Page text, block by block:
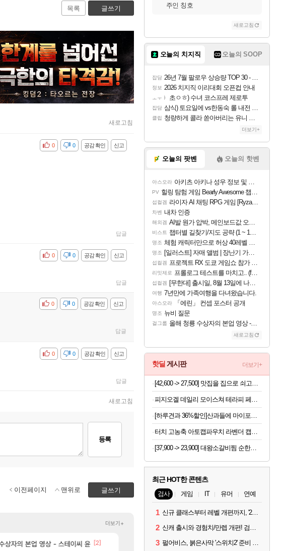
목록 글쓰기
새로고침
신고
공감 확인
비공감 0
0
답글
신고
공감 확인
비공감 0
0
답글
신고
공감 확인
비공감 0
0
답글
신고
공감 확인
비공감 0
0
답글
새로고침
등록
글쓰기
이전페이지 맨위로
부도. ” [289]
미친놈들아니야 ㅡㅡ [10]
더보기+
상자의 본업 영상 - 스테이씨 윤 [2]
섭컬겜 섬란 카구라 개발사 신작 [시노비 넥서스] 연내 출시
주인 칭호
새로고침
오늘의 치지직 오늘의 SOOP
잡담 26년 7월 팔로우 상승량 TOP 30 - 월간 치지직
정보 2026 치지직 이리대회 오픈컵 안내
ㅗㅜㅑ 초ㅇㅎ) 수녀 코스프레 제로투
잡담 삼식) 토요일에 vs한동숙 롤 내전 예정
클립 청량하게 콜라 쏟아버리는 유니 ㅋㅋㅋ
더보기+
오늘의 팟벤 오늘의 핫벤
아스오라 아키츠 아키나 성우 정보 및 주요 필모
PV 힐링 탐험 게임 Bearly Awesome 챕터 1 트레일러
섭컬겜 라이자 AI 채팅 RPG 게임 [RyzaChat: AI] 공개
차벤 내차 인증
해외겜 AI발 원가 압박, 메인보드값 오르나
비스트 챕터별 길찾기/지도 공략 (1 ~ 12장)
명조 체험 캐릭터만으로 허상 40레벨 하이와티아 5분 컷!｜에이메스·린네·모니에 명함
명조 [일러스트] 자매 앨범 | 장난기 가득한 오후의 공원 (리메이크판)
섭컬겜 프로젝트 RX 도쿄 게임쇼 참가 결정
리밋제로 프롤로그 테스트를 마치고.. (feat. 리아)
섭컬겜 [무한대] 출시일, 8월 13일에 나오나
여행 7년만에 가족여행을 다녀왔습니다.
아스오라 「에린」 컨셉 포스터 공개
명조 뉴비 질문
걸그룹 올해 청룡 수상자의 본업 영상 - 스테이씨 윤
새로고침
핫딜 게시판 더보기+
[37,900 -> 23,900] 대왕소갈비찜 순한맛 1.2kg
최근 HOT한 콘텐츠
검사 게임 IT 유머 연예
1 신규 클래스부터 레벨 개편까지, '2026 검은사막 하이델 연회' 총정리
2 신캐 출시와 경험치/만렙 개편! 검사 2026 하이델 연회 모아보기
3 펄어비스, 붉은사막 '스위치2' 준비 중... 도깨비는 28년 목표